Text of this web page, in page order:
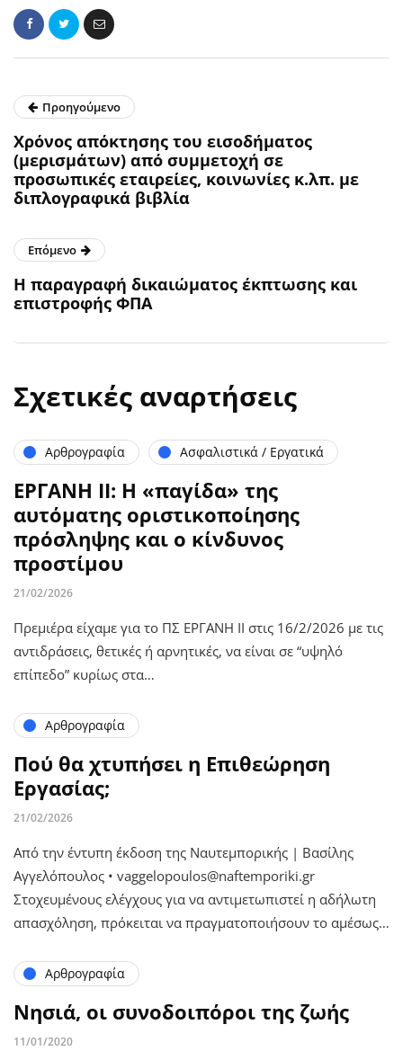
Προηγούμενο
Xρόνος απόκτησης του εισοδήματος
(μερισμάτων) από συμμετοχή σε
προσωπικές εταιρείες, κοινωνίες κ.λπ. με
διπλογραφικά βιβλία
Επόμενο
H παραγραφή δικαιώματος έκπτωσης και
επιστροφής ΦΠΑ
Σχετικές αναρτήσεις
Αρθρογραφία Ασφαλιστικά / Εργατικά
ΕΡΓΑΝΗ ΙΙ: Η «παγίδα» της
αυτόματης οριστικοποίησης
πρόσληψης και ο κίνδυνος
προστίμου
21/02/2026
Πρεμιέρα είχαμε για το ΠΣ ΕΡΓΑΝΗ ΙΙ στις 16/2/2026 με τις
αντιδράσεις, θετικές ή αρνητικές, να είναι σε “υψηλό
επίπεδο” κυρίως στα…
Αρθρογραφία
Πού θα χτυπήσει η Επιθεώρηση
Εργασίας;
21/02/2026
Από την έντυπη έκδοση της Ναυτεμπορικής | Βασίλης
Αγγελόπουλος • vaggelopoulos@naftemporiki.gr
Στοχευμένους ελέγχους για να αντιμετωπιστεί η αδήλωτη
απασχόληση, πρόκειται να πραγματοποιήσουν το αμέσως…
Αρθρογραφία
Νησιά, οι συνοδοιπόροι της ζωής
11/01/2020